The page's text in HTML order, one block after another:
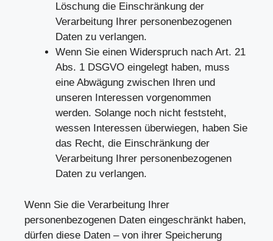
Löschung die Einschränkung der
Verarbeitung Ihrer personenbezogenen
Daten zu verlangen.
Wenn Sie einen Widerspruch nach Art. 21
Abs. 1 DSGVO eingelegt haben, muss
eine Abwägung zwischen Ihren und
unseren Interessen vorgenommen
werden. Solange noch nicht feststeht,
wessen Interessen überwiegen, haben Sie
das Recht, die Einschränkung der
Verarbeitung Ihrer personenbezogenen
Daten zu verlangen.
Wenn Sie die Verarbeitung Ihrer
personenbezogenen Daten eingeschränkt haben,
dürfen diese Daten – von ihrer Speicherung